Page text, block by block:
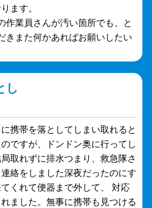
ます。
作業員さんが汚い箇所でも、と
きまた何かあればお願いしたい
し
に携帯を落としてしまい取れると
ですが、ドンドン奥に行ってし
局取れずに排水つまり、救急隊さ
絡をしました深夜だったのにす
てくれて便器まで外して、 対応
れました。無事に携帯も見つける